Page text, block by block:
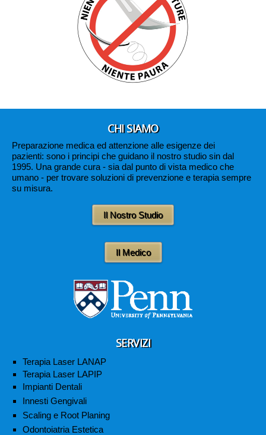
CHI SIAMO
Preparazione medica ed attenzione alle esigenze dei
pazienti: sono i principi che guidano il nostro studio sin dal
1995. Una grande cura - sia dal punto di vista medico che
umano - per trovare soluzioni di prevenzione e terapia sempre
su misura.
Il Nostro Studio
Il Medico
SERVIZI
Terapia Laser LANAP
Terapia Laser LAPIP
Impianti Dentali
Innesti Gengivali
Scaling e Root Planing
Odontoiatria Estetica